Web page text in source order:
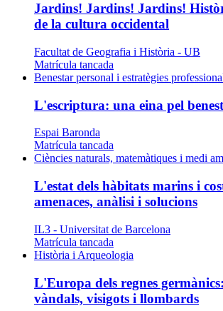
Jardins! Jardins! Jardins!
de la cultura occidental
Facultat de Geografia i Història - UB
Matrícula tancada
Benestar personal i estratègies
L'escriptura: una eina pel
Espai Baronda
Matrícula tancada
Ciències naturals, matemàtiques i medi
L'estat dels hàbitats marins i
amenaces, anàlisi i solucions
IL3 - Universitat de Barcelona
Matrícula tancada
Història i Arqueologia
L'Europa dels regnes
vàndals, visigots i llombards